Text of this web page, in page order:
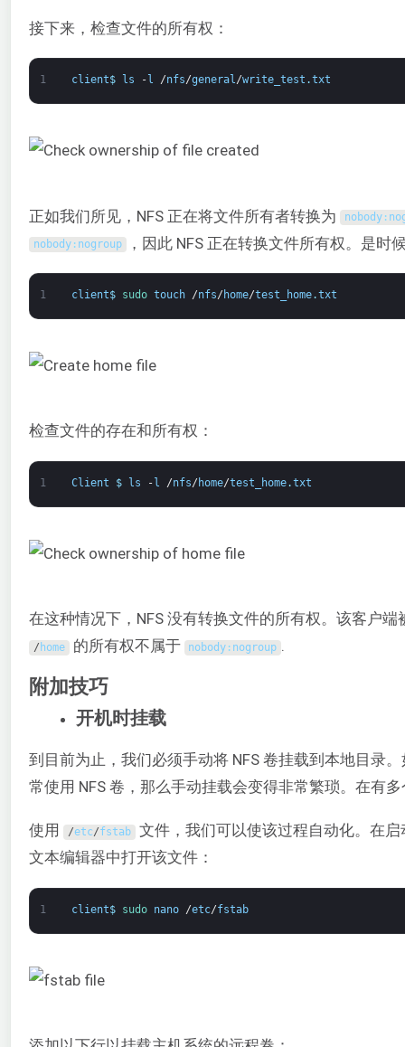
接下来，检查文件的所有权：
1 client$ ls - l /nfs/general/write_test .txt
正如我们所见，NFS 正在将文件所有者转换为 nobody:
nobody: nogroup ，因此 NFS 正在转换文件所有权。是时
1 client$ sudo touch /nfs/ home/test_home.txt
检查文件的存在和所有权：
1 Client $ ls -l /nfs/ home/test_home.txt
在这种情况下，NFS 没有转换文件的所有权。该客户
/ home 的所有权不属于 nobody : nogroup .
附加技巧
开机时挂载
到目前为止，我们必须手动将 NFS 卷挂载到本地目录
常使用 NFS 卷，那么手动挂载会变得非常繁琐。在有
使用 /etc/fstab 文件，我们可以使该过程自动化。在
文本编辑器中打开该文件：
1 client$ sudo nano /etc/fstab